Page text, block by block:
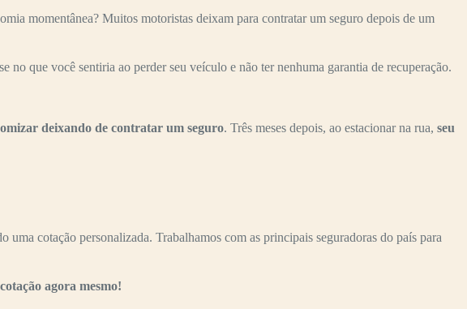
momentânea? Muitos motoristas deixam para contratar um seguro depois de um
que você sentiria ao perder seu veículo e não ter nenhuma garantia de recuperação.
deixando de contratar um seguro. Três meses depois, ao estacionar na rua, seu
cotação personalizada. Trabalhamos com as principais seguradoras do país para
agora mesmo!